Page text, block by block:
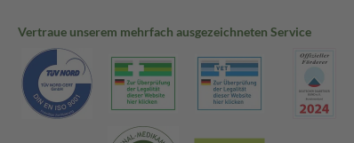
Vertraue unserem mehrfach ausgezeichneten Service